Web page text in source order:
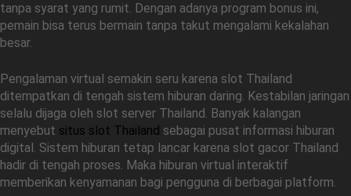
tanpa syarat yang rumit. Dengan adanya program bonus ini,
pemain bisa terus bermain tanpa takut mengalami kekalahan
besar.
Pengalaman virtual semakin seru karena slot Thailand
ditempatkan di tengah sistem hiburan daring. Kestabilan jaringan
selalu dijaga oleh slot server Thailand. Banyak kalangan
menyebut situs slot Thailand sebagai pusat informasi hiburan
digital. Sistem hiburan tetap lancar karena slot gacor Thailand
hadir di tengah proses. Maka hiburan virtual interaktif
memberikan kenyamanan bagi pengguna di berbagai platform.